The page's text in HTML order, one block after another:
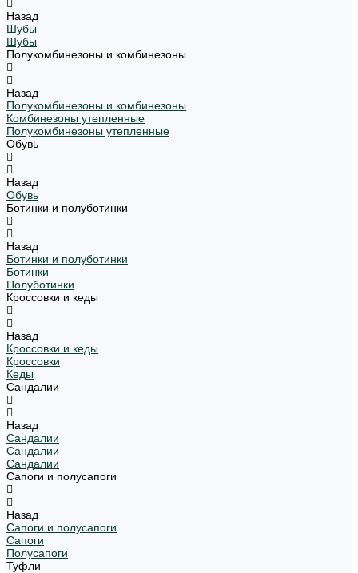
Назад
Шубы
Шубы
Полукомбинезоны и комбинезоны
Назад
Полукомбинезоны и комбинезоны
Комбинезоны утепленные
Полукомбинезоны утепленные
Обувь
Назад
Обувь
Ботинки и полуботинки
Назад
Ботинки и полуботинки
Ботинки
Полуботинки
Кроссовки и кеды
Назад
Кроссовки и кеды
Кроссовки
Кеды
Сандалии
Назад
Сандалии
Сандалии
Сандалии
Сапоги и полусапоги
Назад
Сапоги и полусапоги
Сапоги
Полусапоги
Туфли